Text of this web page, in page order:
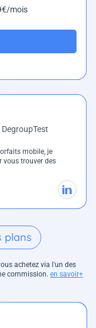
mois
mobile, je
vous trouver des
plans
achetez via l'un des
commission. en savoir+